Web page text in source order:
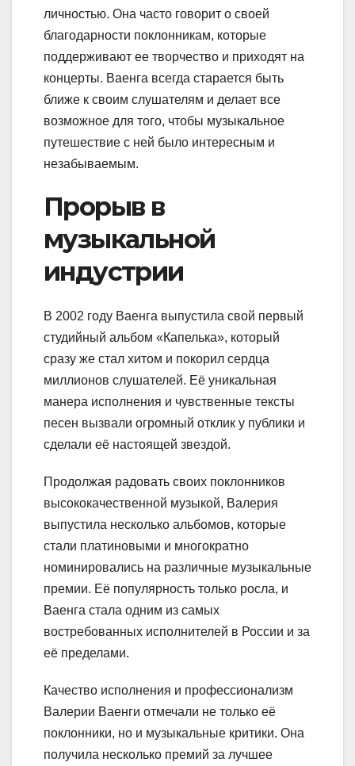
личностью. Она часто говорит о своей
благодарности поклонникам, которые
поддерживают ее творчество и приходят на
концерты. Ваенга всегда старается быть
ближе к своим слушателям и делает все
возможное для того, чтобы музыкальное
путешествие с ней было интересным и
незабываемым.
Прорыв в
музыкальной
индустрии
В 2002 году Ваенга выпустила свой первый
студийный альбом «Капелька», который
сразу же стал хитом и покорил сердца
миллионов слушателей. Её уникальная
манера исполнения и чувственные тексты
песен вызвали огромный отклик у публики и
сделали её настоящей звездой.
Продолжая радовать своих поклонников
высококачественной музыкой, Валерия
выпустила несколько альбомов, которые
стали платиновыми и многократно
номинировались на различные музыкальные
премии. Её популярность только росла, и
Ваенга стала одним из самых
востребованных исполнителей в России и за
её пределами.
Качество исполнения и профессионализм
Валерии Ваенги отмечали не только её
поклонники, но и музыкальные критики. Она
получила несколько премий за лучшее